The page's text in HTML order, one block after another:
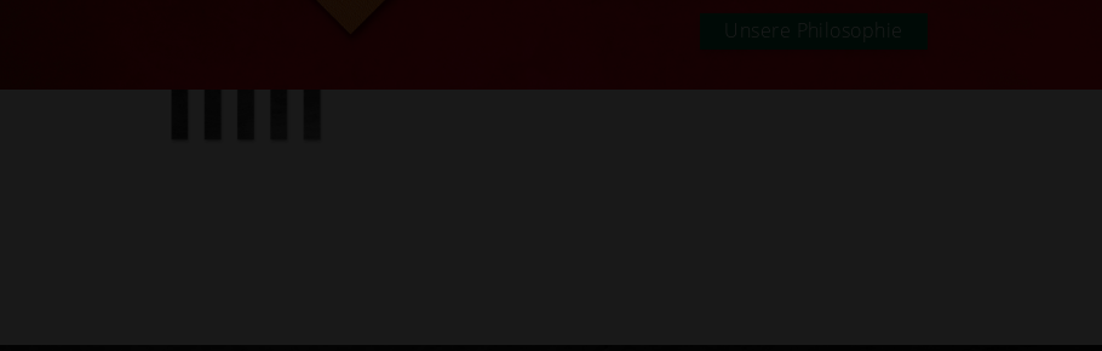
Unsere Philosophie